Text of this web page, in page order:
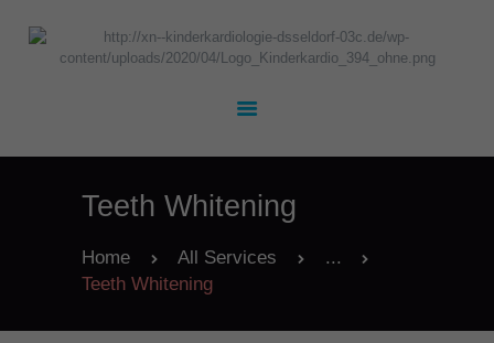
Teeth Whitening
Home All Services
...
Teeth Whitening
KINDERHEILKUNDE
KONTAKT